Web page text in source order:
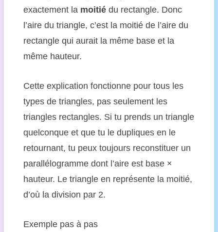
exactement la moitiédu rectangle. Donc
l’aire du triangle, c’est la moitié de l’aire du
rectangle qui aurait la même base et la
même hauteur.
Cette explication fonctionne pour tous les
types de triangles, pas seulement les
triangles rectangles. Si tu prends un triangle
quelconque et que tu le dupliques en le
retournant, tu peux toujours reconstituer un
parallélogramme dont l’aire est base ×
hauteur. Le triangle en représente la moitié,
d’où la division par 2.
Exemple pas à pas